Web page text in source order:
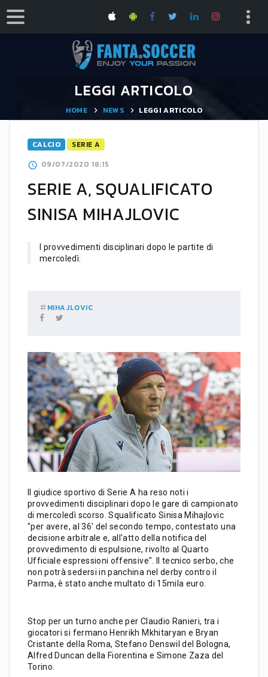
LEGGI ARTICOLO
HOME NEWS LEGGI ARTICOLO
CALCIO
SERIE A
09/07/2020 18:15
SERIE A, SQUALIFICATO
SINISA MIHAJLOVIC
I provvedimenti disciplinari dopo le partite di
mercoledì.
MIHAJLOVIC
Il giudice sportivo di Serie A ha reso noti i
provvedimenti disciplinari dopo le gare di campionato
di mercoledì scorso. Squalificato Sinisa Mihajlovic
"per avere, al 36' del secondo tempo, contestato una
decisione arbitrale e, all'atto della notifica del
provvedimento di espulsione, rivolto al Quarto
Ufficiale espressioni offensive". Il tecnico serbo, che
non potrà sedersi in panchina nel derby contro il
Parma, è stato anche multato di 15mila euro.
Stop per un turno anche per Claudio Ranieri, tra i
giocatori si fermano Henrikh Mkhitaryan e Bryan
Cristante della Roma, Stefano Denswil del Bologna,
Alfred Duncan della Fiorentina e Simone Zaza del
Torino.